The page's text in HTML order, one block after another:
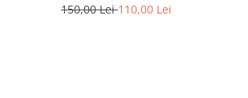
150,00 Lei110,00 Lei